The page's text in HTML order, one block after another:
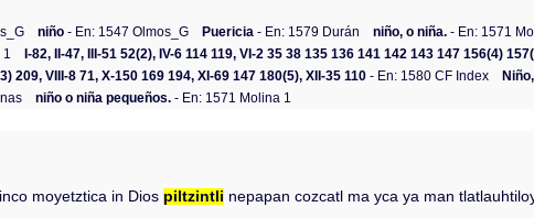
niño - En: 1547 Olmos_G Puericia - En: 1579 Durán niño, o niña. - En: 1571
I-82, II-47, III-51 52(2), IV-6 114 119, VI-2 35 38 135 136 141 142 143 147 156(4)
209, VIII-8 71, X-150 169 194, XI-69 147 180(5), XII-35 110 - En: 1580 CF Index
niño o niña pequeños. - En: 1571 Molina 1
moyetztica in Dios piltzintli nepapan cozcatl ma yca ya man